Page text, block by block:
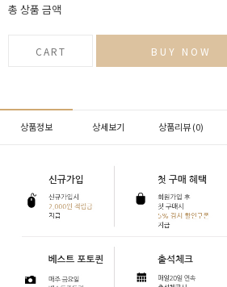
총 상품 금액
CART BUY NOW
상품정보 상세보기 상품리뷰 (0)